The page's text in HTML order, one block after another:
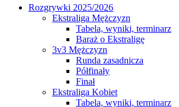
Rozgrywki 2025/2026
Ekstraliga Mężczyzn
Tabela, wyniki, terminarz
Baraż o Ekstraligę
3v3 Mężczyzn
Runda zasadnicza
Półfinały
Finał
Ekstraliga Kobiet
Tabela, wyniki, terminarz